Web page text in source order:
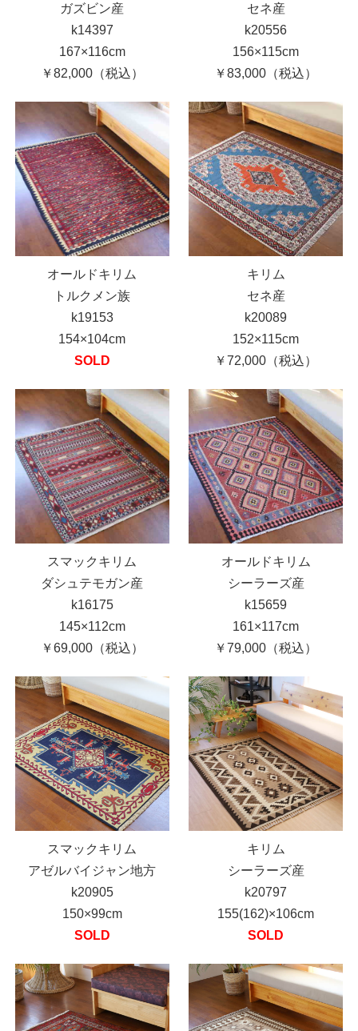
ガズビン産
k14397
167×116cm
￥82,000（税込）
セネ産
k20556
156×115cm
￥83,000（税込）
オールドキリム
トルクメン族
k19153
154×104cm
SOLD
キリム
セネ産
k20089
152×115cm
￥72,000（税込）
スマックキリム
ダシュテモガン産
k16175
145×112cm
￥69,000（税込）
オールドキリム
シーラーズ産
k15659
161×117cm
￥79,000（税込）
スマックキリム
アゼルバイジャン地方
k20905
150×99cm
SOLD
キリム
シーラーズ産
k20797
155(162)×106cm
SOLD